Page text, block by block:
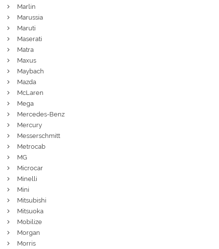
Marlin
Marussia
Maruti
Maserati
Matra
Maxus
Maybach
Mazda
McLaren
Mega
Mercedes-Benz
Mercury
Messerschmitt
Metrocab
MG
Microcar
Minelli
Mini
Mitsubishi
Mitsuoka
Mobilize
Morgan
Morris